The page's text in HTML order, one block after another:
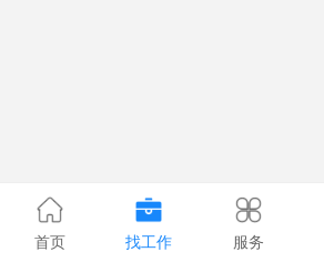
首页 找工作 服务